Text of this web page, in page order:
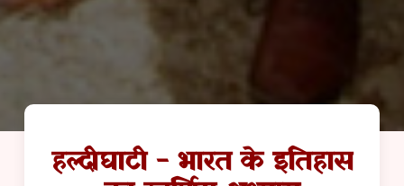
हल्दीघाटी - भारत के इतिहास